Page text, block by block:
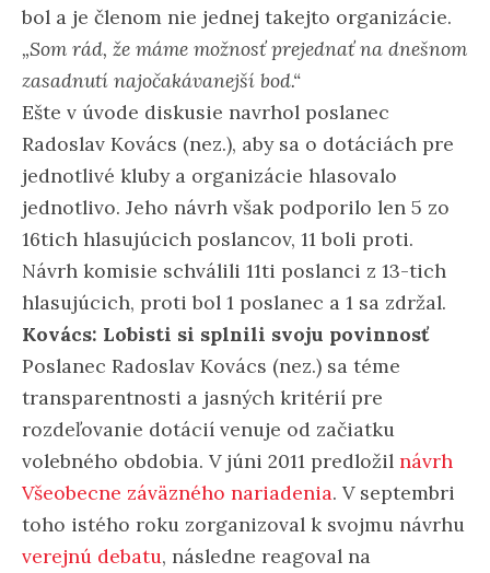
bol a je členom nie jednej takejto organizácie.
„Som rád, že máme možnosť prejednať na dnešnom
zasadnutí najočakávanejší bod.“
Ešte v úvode diskusie navrhol poslanec
Radoslav Kovács (nez.), aby sa o dotáciách pre
jednotlivé kluby a organizácie hlasovalo
jednotlivo. Jeho návrh však podporilo len 5 zo
16tich hlasujúcich poslancov, 11 boli proti.
Návrh komisie schválili 11ti poslanci z 13-tich
hlasujúcich, proti bol 1 poslanec a 1 sa zdržal.
Kovács: Lobisti si splnili svoju povinnosť
Poslanec Radoslav Kovács (nez.) sa téme
transparentnosti a jasných kritérií pre
rozdeľovanie dotácií venuje od začiatku
volebného obdobia. V júni 2011 predložil návrh
Všeobecne záväzného nariadenia. V septembri
toho istého roku zorganizoval k svojmu návrhu
verejnú debatu, následne reagoval na